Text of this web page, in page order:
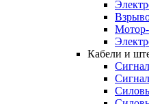
Кабели и